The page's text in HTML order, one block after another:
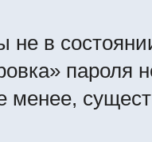
не в
пароля
менее,